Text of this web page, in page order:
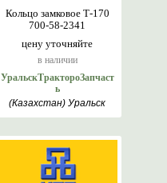
цену уточняйте
в наличии
Кольцо замковое Т-170
700-58-2341
УральскТрактороЗапчаст
ь
(Казахстан) Уральск